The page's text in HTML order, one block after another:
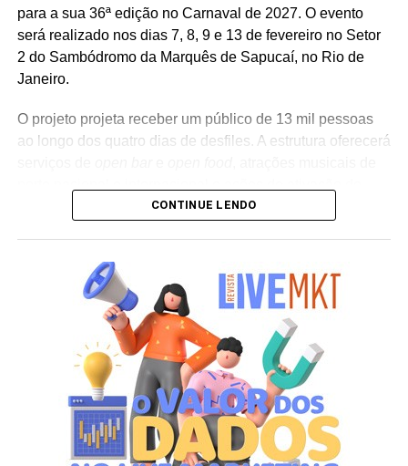
para a sua 36ª edição no Carnaval de 2027. O evento
será realizado nos dias 7, 8, 9 e 13 de fevereiro no Setor
2 do Sambódromo da Marquês de Sapucaí, no Rio de
Janeiro.
O projeto projeta receber um público de 13 mil pessoas
ao longo dos quatro dias de desfiles. A estrutura oferecerá
marcas parceiras. “O Camarote Nº1 é um projeto que faz
uma experiência personalizada que nasce dolifestyle
cidade maravilhosa”, destaca Marcio Esher, sócio, diretor
de negócios e marketing da Holding Clube e gestor do
A produção do evento é assinada pela agência Banco_
em parceria com a Storymakers e a Cross Networking,
empresas pertencentes ao ecossistema da Holding
Clube. O projeto criativo mantém a assinatura “Brasil na
CONTINUE LENDO